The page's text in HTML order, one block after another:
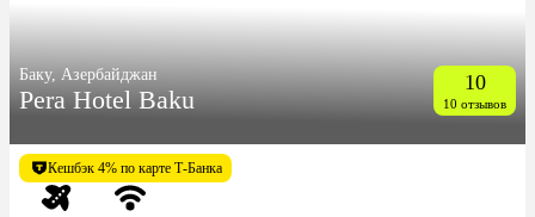
Баку, Азербайджан
Pera Hotel Baku
10
10 отзывов
Кешбэк 4% по карте Т-Банка